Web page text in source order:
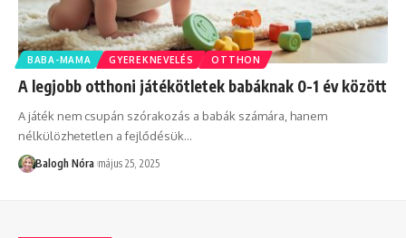
BABA-MAMA GYEREKNEVELÉS OTTHON
A legjobb otthoni játékötletek babáknak 0-1 év között
A játék nem csupán szórakozás a babák számára, hanem
nélkülözhetetlen a fejlődésük…
Balogh Nóra május 25, 2025